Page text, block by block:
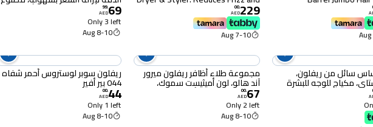
Tourmaline Ceramic
Heat Settings,
adds shine. ceramic technology,
Ionic technology, 2 heat setting
plus cool setting - RVDR5292
229
.
00
AED
7-10 Aug
من الفولاذ المقاوم للصدأ، قطعة
واحدة
69
.
99
AED
Only 3 left
8-10 Aug
سائل من ريفلون،
مكياج للوجه للبشرة
والدهنية، عامل حماية من
نهائية مطفية، لون
مجموعة طلاء أظافر ريفلون ميرور
آند هالو، لون أميثيست سموك،
متعدد الألوان، 0.5 أونصة سائلة
(عبوة واحدة)
67
.
00
AED
Only 2 left
8-10 Aug
ريفلون سوبر لوستروس أحمر شفاه
044 بير أفير
44
.
00
AED
Only 1 left
8-10 Aug